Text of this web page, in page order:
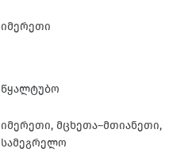
იმერეთი
წყალტუბო
იმერეთი, მცხეთა–მთიანეთი,
სამეგრელო